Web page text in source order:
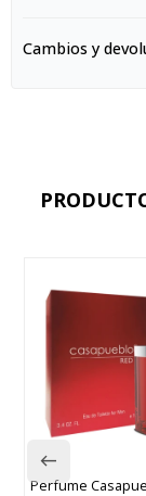
Cambios y
Perfume